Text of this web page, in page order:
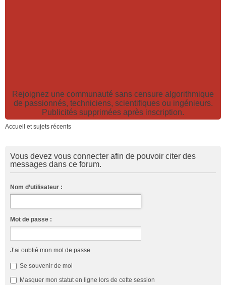
Rejoignez une communauté sans censure algorithmique
de passionnés, techniciens, scientifiques ou ingénieurs.
Publicités supprimées après inscription.
Accueil et sujets récents
Vous devez vous connecter afin de pouvoir citer des
messages dans ce forum.
Nom d’utilisateur :
Mot de passe :
J’ai oublié mon mot de passe
Se souvenir de moi
Masquer mon statut en ligne lors de cette session